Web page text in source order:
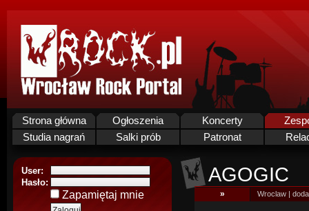
Strona główna Ogłoszenia Koncerty
Studia nagrań
Salki prób Patronat
User:
Hasło:
Zapamiętaj mnie
AGOGIC
» Wroclaw |